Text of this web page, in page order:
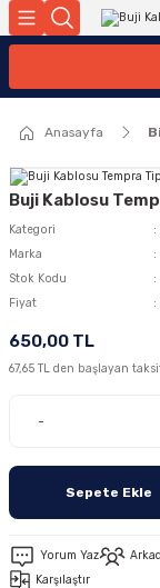
Anasayfa
Buji Kablosu
Kategori
Marka
Stok Kodu
Fiyat
650,00 TL
67,65 TL den başlayan
-
Sepete Ekle
Yorum Yaz
Karşılaştır